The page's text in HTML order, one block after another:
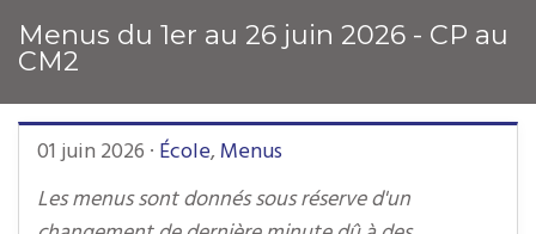
Menus du 1er au 26 juin 2026 - CP au
CM2
01 juin 2026 · École, Menus
Les menus sont donnés sous réserve d'un